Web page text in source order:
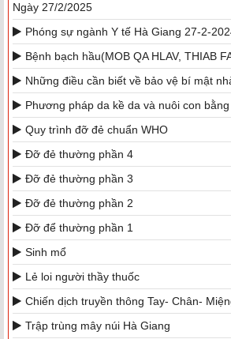
Ngày 27/2/2025
Phóng sự ngành Y tế Hà Giang 27-2-
Bệnh bạch hầu(MOB QA HLAV, THIAB
Những điều cần biết về bảo vệ bí mật
Phương pháp da kề da và nuôi con
Quy trình đỡ đẻ chuẩn WHO
Đỡ đẻ thường phần 4
Đỡ đẻ thường phần 3
Đỡ đẻ thường phần 2
Đỡ để thường phần 1
Sinh mổ
Lẻ loi người thầy thuốc
Chiến dịch truyền thông Tay- Chân-
Trập trùng mây núi Hà Giang